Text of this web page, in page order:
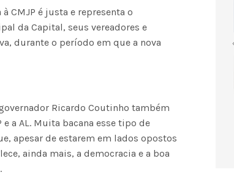
CMJP é justa e representa o
da Capital, seus vereadores e
durante o período em que a nova
Ricardo Coutinho também
a AL. Muita bacana esse tipo de
apesar de estarem em lados opostos
ainda mais, a democracia e a boa
Seinfra realiza serviços de tapa-
buraco em quase 50 bairros nesta
quinta-feira